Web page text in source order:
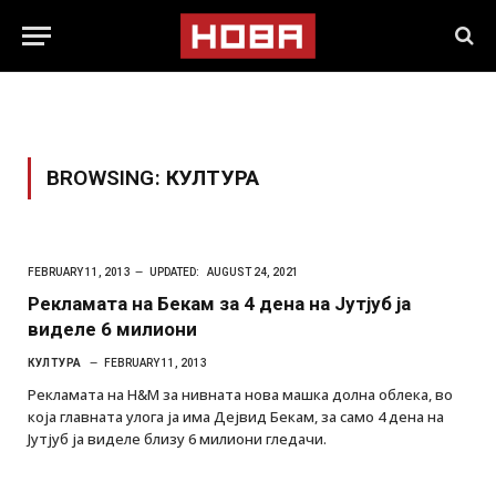
BROWSING: КУЛТУРА
FEBRUARY 11, 2013 UPDATED: AUGUST 24, 2021
Рекламата на Бекам за 4 дена на Јутјуб ја
виделе 6 милиони
КУЛТУРА FEBRUARY 11, 2013
Рекламата на H&M за нивната нова машка долна облека, во
која главната улога ја има Дејвид Бекам, за само 4 дена на
Јутјуб ја виделе близу 6 милиони гледачи.